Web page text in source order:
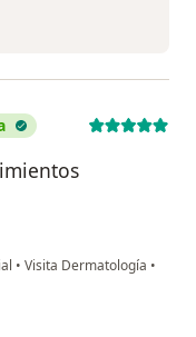
• Visita Dermatología •